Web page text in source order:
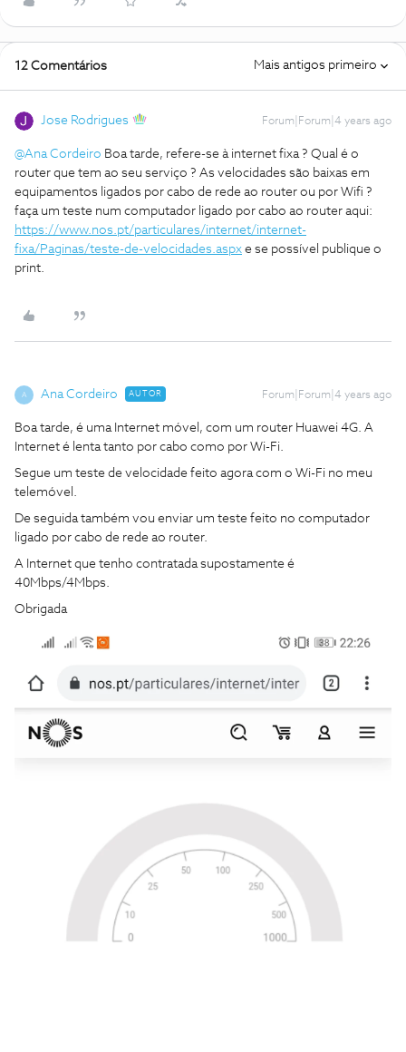
12 Comentários Mais antigos primeiro
Jose Rodrigues Forum|Forum|4 years ago
@Ana Cordeiro Boa tarde, refere-se à internet fixa ? Qual é o
router que tem ao seu serviço ? As velocidades são baixas em
equipamentos ligados por cabo de rede ao router ou por Wifi ?
faça um teste num computador ligado por cabo ao router aqui:
https://www.nos.pt/particulares/internet/internet-
fixa/Paginas/teste-de-velocidades.aspx e se possível publique o
print.
A Ana Cordeiro AUTOR Forum|Forum|4 years ago
Boa tarde, é uma Internet móvel, com um router Huawei 4G. A
Internet é lenta tanto por cabo como por Wi-Fi.
Segue um teste de velocidade feito agora com o Wi-Fi no meu
telemóvel .
De seguida também vou enviar um teste feito no computador
ligado por cabo de rede ao router.
A Internet que tenho contratada supostamente é
40Mbps/4Mbps.
Obrigada